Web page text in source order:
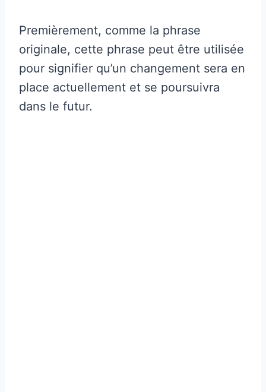
Premièrement, comme la phrase
originale, cette phrase peut être utilisée
pour signifier qu’un changement sera en
place actuellement et se poursuivra
dans le futur.